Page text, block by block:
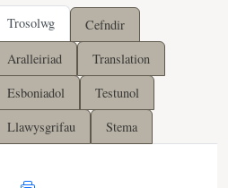
Trosolwg
Cefndir
Aralleiriad
Translation
Esboniadol
Testunol
Llawysgrifau
Stema